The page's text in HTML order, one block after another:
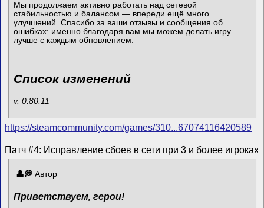
Мы продолжаем активно работать над сетевой
стабильностью и балансом — впереди ещё много
улучшений. Спасибо за ваши отзывы и сообщения об
ошибках: именно благодаря вам мы можем делать игру
лучше с каждым обновлением.
Список изменений
v. 0.80.11
https://steamcommunity.com/games/310...67074116420589
Патч #4: Исправление сбоев в сети при 3 и более игроках
Автор
Приветствуем, герои!